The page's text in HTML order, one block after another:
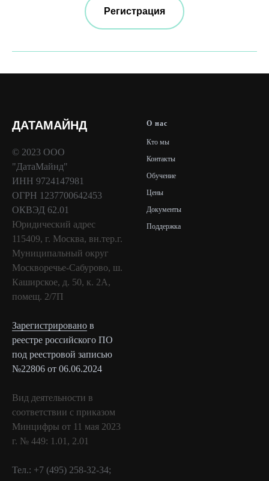
Регистрация
ДАТАМАЙНД
© 2023 ООО
"ДатаМайнд"
ИНН 9724147981
ОГРН 1237700642453
ОКВЭД 62.01
Юридический адрес
115409, г. Москва, вн.тер.г.
Муниципальный округ
Москворечье-Сабурово, ш.
Каширское, д. 50, к. 2А,
помещ. 2/7П
Зарегистрировано в
реестре российского ПО
под реестровой записью
№22806 от 06.06.2024
Вид деятельности в
соответствии с приказом
Минцифры от 11 мая 2023
г. № 449: 1.01, 2.01
Тел.: +7 (495) 258-32-34;
О нас
Кто мы
Контакты
Обучение
Цены
Документы
Поддержка